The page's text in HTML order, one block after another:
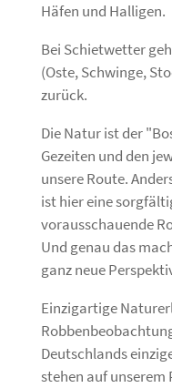
Häfen und Halligen.
Bei Schietwetter
(Oste, Schwinge,
zurück.
Die Natur ist der
Gezeiten und den
unsere Route.
ist hier eine
vorausschauende
Und genau das
ganz neue
Einzigartige
Deutschlands
stehen auf unserem